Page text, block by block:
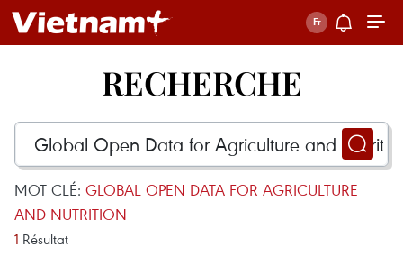
RECHERCHE
MOT CLÉ: GLOBAL OPEN DATA FOR AGRICULTURE
AND NUTRITION
1 Résultat